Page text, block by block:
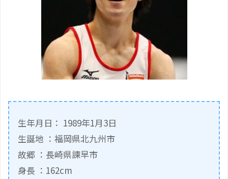
生年月日： 1989年1月3日
生誕地 ：福岡県北九州市
故郷 ：長崎県諫早市
身長 ：162cm